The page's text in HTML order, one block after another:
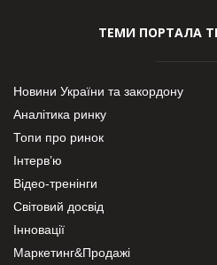
ТЕМИ ПОРТАЛА
Новини України та закордону
Аналітика ринку
Топи про ринок
Інтерв’ю
Відео-тренінги
Світовий досвід
Інновації
Маркетинг&Продажі